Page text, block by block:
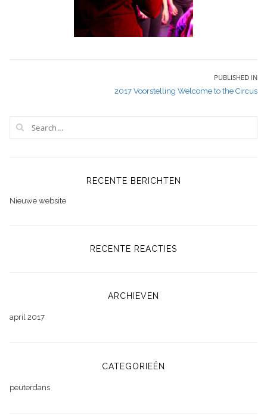
PUBLISHED IN
2017 Voorstelling Welcome to the Circus
RECENTE BERICHTEN
Nieuwe website
RECENTE REACTIES
ARCHIEVEN
april 2017
CATEGORIEËN
peuterdans